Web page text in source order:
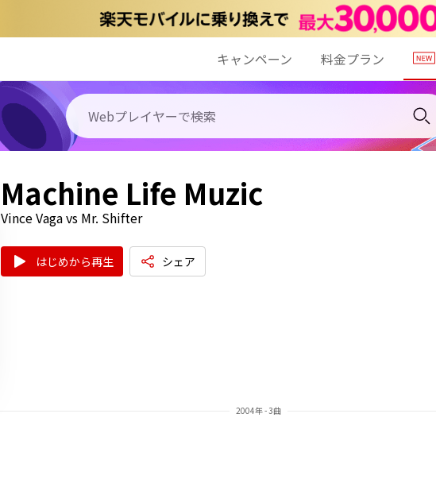
キャンペーン 料金プラン
Machine Life Muzic
Vince Vaga vs Mr. Shifter
はじめから再生 シェア
2004年 - 3曲